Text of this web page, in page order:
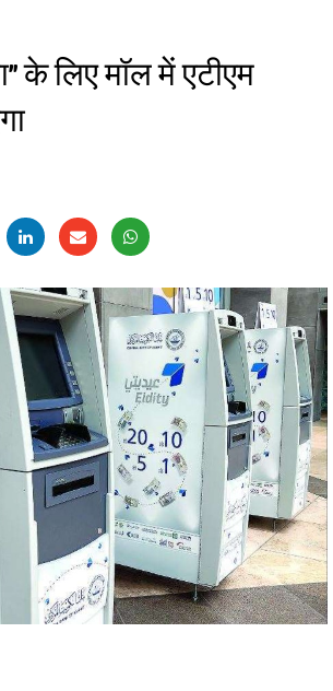
के लिए मॉल में एटीएम